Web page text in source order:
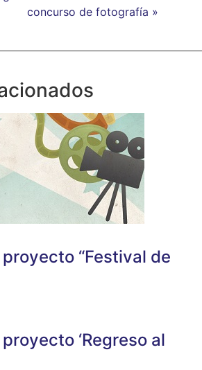
concurso de fotografía »
“Festival de
‘Regreso al